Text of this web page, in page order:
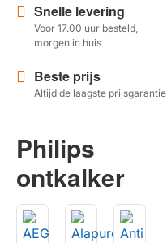
Herstel zoekopdracht
Snelle levering
Voor 17.00 uur besteld,
morgen in huis
Beste prijs
Altijd de laagste prijsgarantie
Philips
ontkalker